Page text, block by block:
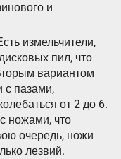
и
измельчители,
пил, что
вариантом
с пазами,
от 2 до 6.
ножами, что
очередь, ножи
лезвий.